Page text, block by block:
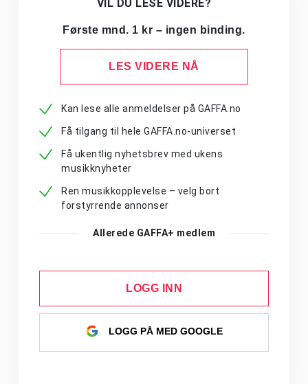
VIL DU LESE VIDERE?
Første mnd. 1 kr – ingen binding.
LES VIDERE NÅ
Kan lese alle anmeldelser på GAFFA.no
Få tilgang til hele GAFFA.no-universet
Få ukentlig nyhetsbrev med ukens
musikknyheter
Ren musikkopplevelse – velg bort
forstyrrende annonser
Allerede GAFFA+ medlem
LOGG INN
LOGG PÅ MED GOOGLE